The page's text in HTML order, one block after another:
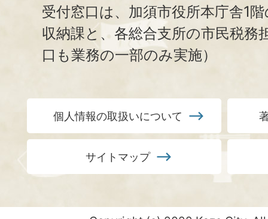
受付窓口は、加須市役所本庁舎1
収納課と、 各総合支所の市民税務
口も業務の一部のみ実施）
個人情報の取扱いについて
サイトマップ